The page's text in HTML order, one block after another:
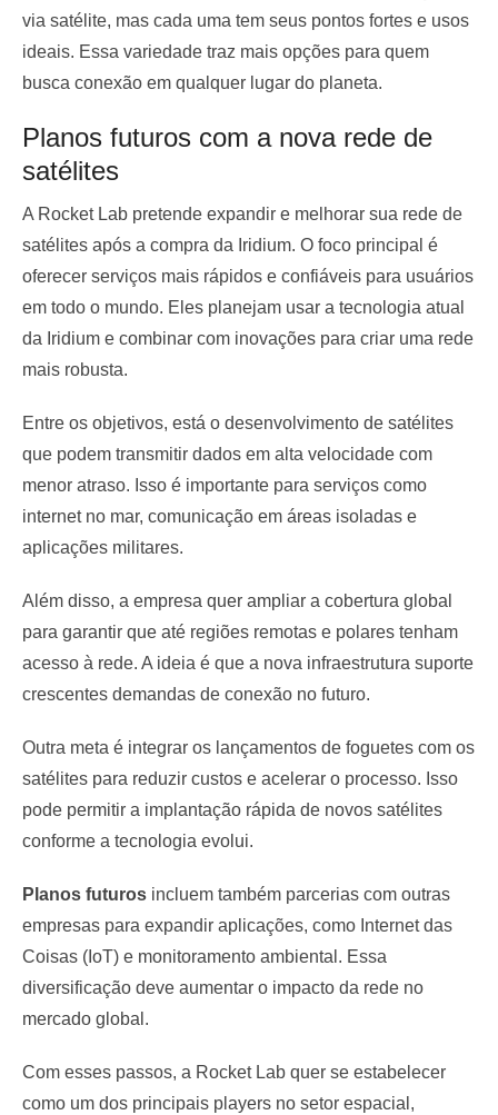
via satélite, mas cada uma tem seus pontos fortes e usos
ideais. Essa variedade traz mais opções para quem
busca conexão em qualquer lugar do planeta.
Planos futuros com a nova rede de
satélites
A Rocket Lab pretende expandir e melhorar sua rede de
satélites após a compra da Iridium. O foco principal é
oferecer serviços mais rápidos e confiáveis para usuários
em todo o mundo. Eles planejam usar a tecnologia atual
da Iridium e combinar com inovações para criar uma rede
mais robusta.
Entre os objetivos, está o desenvolvimento de satélites
que podem transmitir dados em alta velocidade com
menor atraso. Isso é importante para serviços como
internet no mar, comunicação em áreas isoladas e
aplicações militares.
Além disso, a empresa quer ampliar a cobertura global
para garantir que até regiões remotas e polares tenham
acesso à rede. A ideia é que a nova infraestrutura suporte
crescentes demandas de conexão no futuro.
Outra meta é integrar os lançamentos de foguetes com os
satélites para reduzir custos e acelerar o processo. Isso
pode permitir a implantação rápida de novos satélites
conforme a tecnologia evolui.
Planos futuros incluem também parcerias com outras
empresas para expandir aplicações, como Internet das
Coisas (IoT) e monitoramento ambiental. Essa
diversificação deve aumentar o impacto da rede no
mercado global.
Com esses passos, a Rocket Lab quer se estabelecer
como um dos principais players no setor espacial,